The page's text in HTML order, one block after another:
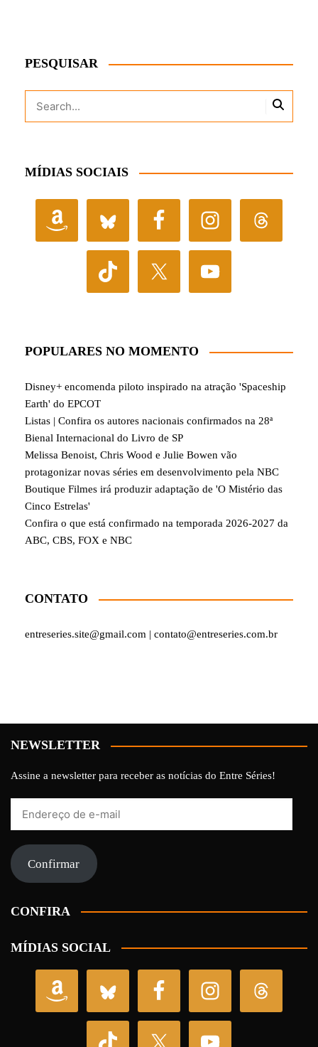
PESQUISAR
MÍDIAS SOCIAIS
POPULARES NO MOMENTO
Disney+ encomenda piloto inspirado na atração 'Spaceship
Earth' do EPCOT
Listas | Confira os autores nacionais confirmados na 28ª
Bienal Internacional do Livro de SP
Melissa Benoist, Chris Wood e Julie Bowen vão
protagonizar novas séries em desenvolvimento pela NBC
Boutique Filmes irá produzir adaptação de 'O Mistério das
Cinco Estrelas'
Confira o que está confirmado na temporada 2026-2027 da
ABC, CBS, FOX e NBC
CONTATO
entreseries.site@gmail.com | contato@entreseries.com.br
NEWSLETTER
Assine a newsletter para receber as notícias do Entre Séries!
mail Confirmar
CONFIRA
MÍDIAS SOCIAL